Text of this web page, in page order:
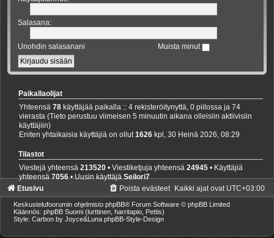
Salasana:
Unohdin salasanani Muista minut
Paikallaolijat
Yhteensä78 käyttäjää paikalla :: 4 rekisteröitynyttä, 0 piilossa ja 74
vierasta (Tieto perustuu viimeisen 5 minuutin aikana olleisiin aktiivisiin
käyttäjiin)
Eniten yhtaikaisia käyttäjiä on ollut1626 kpl, 30 Heinä 2026, 08:29
Tilastot
Viestejä yhteensä213520 • Viestiketjuja yhteensä24945 • Käyttäjiä
yhteensä7056• Uusin käyttäjäSeilori7
Etusivu
Kaikki ajat ovat UTC+03:00
Poista evästeet
Keskustelufoorumin ohjelmisto phpBB® Forum Software © phpBB Limited
Käännös: phpBB Suomi (lurttinen, harritapio, Pettis)
Style: Carbon by Joyce&Luna phpBB-Style-Design